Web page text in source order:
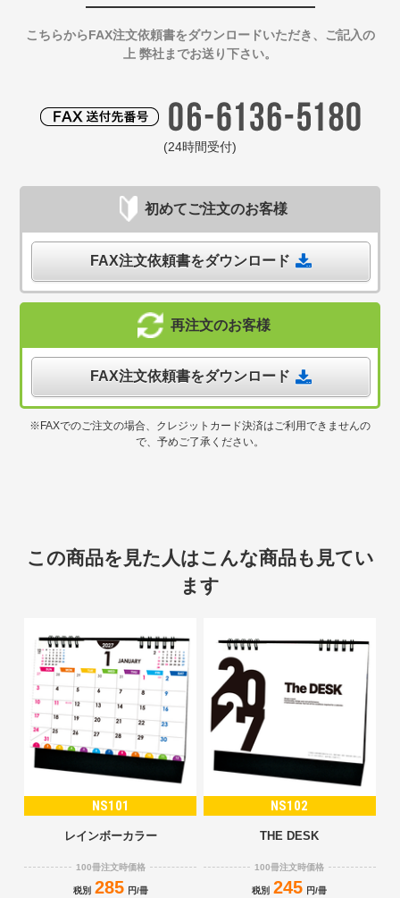
こちらからFAX注文依頼書をダウンロードいただき、ご記入の
上 弊社までお送り下さい。
(24時間受付)
初めてご注文のお客様
FAX注文依頼書をダウンロード
再注文のお客様
FAX注文依頼書をダウンロード
※FAXでのご注文の場合、クレジットカード決済はご利用できませんの
で、予めご了承ください。
この商品を見た人はこんな商品も見てい
ます
NS101
レインボーカラー
100冊注文時価格
税別 285 円/冊
NS102
THE DESK
100冊注文時価格
税別 245 円/冊